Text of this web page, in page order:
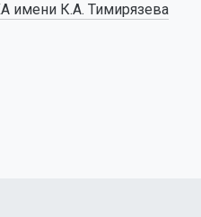
имени К.А. Тимирязева